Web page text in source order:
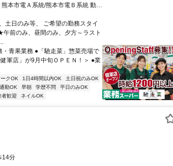
本市電Ａ系統/熊本市電Ｂ系統 動植
前駅、商業高校前駅、市立体育
利！
土日のみ等、 ご希望の勤務スタイ
前のみ、昼間のみ、夕方～ラスト
青果業務 ●「馳走菜」惣菜売場で
軍店」が9月中旬ＯＰＥＮ！＞ ●業
クOK 1日4時間以内OK
土日祝のみOK
勤OK 早朝 学歴不問
平日のみOK
者歓迎 ネイルOK
歩14分